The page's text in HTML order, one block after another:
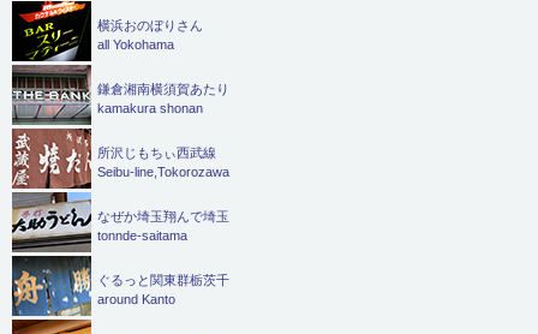
横浜おのぼりさん
all Yokohama
鎌倉湘南横須賀あたり
kamakura shonan
所沢じもちぃ西武線
Seibu-line,Tokorozawa
なぜか埼玉翔んで埼玉
tonnde-saitama
ぐるっと関東群栃茨千
around Kanto